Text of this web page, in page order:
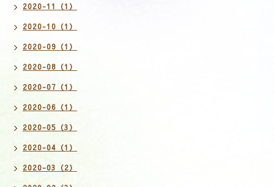
2020-11（1）
2020-10（1）
2020-09（1）
2020-08（1）
2020-07（1）
2020-06（1）
2020-05（3）
2020-04（1）
2020-03（2）